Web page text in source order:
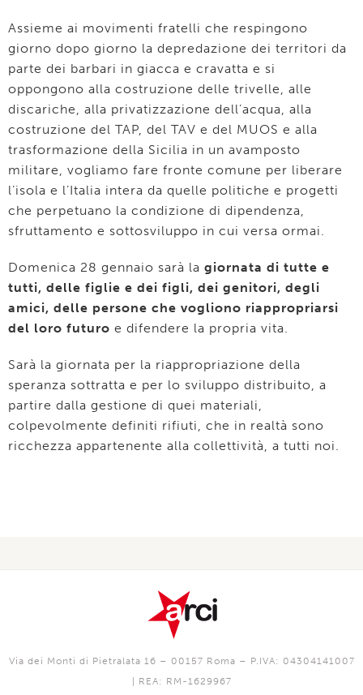
Assieme ai movimenti fratelli che respingono
giorno dopo giorno la depredazione dei territori da
parte dei barbari in giacca e cravatta e si
oppongono alla costruzione delle trivelle, alle
discariche, alla privatizzazione dell’acqua, alla
costruzione del TAP, del TAV e del MUOS e alla
trasformazione della Sicilia in un avamposto
militare, vogliamo fare fronte comune per liberare
l’isola e l’Italia intera da quelle politiche e progetti
che perpetuano la condizione di dipendenza,
sfruttamento e sottosviluppo in cui versa ormai.
Domenica 28 gennaio sarà la giornata di tutte e
tutti, delle figlie e dei figli, dei genitori, degli
amici, delle persone che vogliono riappropriarsi
del loro futuro e difendere la propria vita.
Sarà la giornata per la riappropriazione della
speranza sottratta e per lo sviluppo distribuito, a
partire dalla gestione di quei materiali,
colpevolmente definiti rifiuti, che in realtà sono
ricchezza appartenente alla collettività, a tutti noi.
Via dei Monti di Pietralata 16 – 00157 Roma – P.IVA: 04304141007
| REA: RM-1629967